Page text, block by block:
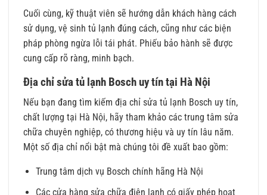
Cuối cùng, kỹ thuật viên sẽ hướng dẫn khách hàng cách
sử dụng, vệ sinh tủ lạnh đúng cách, cũng như các biện
pháp phòng ngừa lỗi tái phát. Phiếu bảo hành sẽ được
cung cấp rõ ràng, minh bạch.
Địa chỉ sửa tủ lạnh Bosch uy tín tại Hà Nội
Nếu bạn đang tìm kiếm địa chỉ sửa tủ lạnh Bosch uy tín,
chất lượng tại Hà Nội, hãy tham khảo các trung tâm sửa
chữa chuyên nghiệp, có thương hiệu và uy tín lâu năm.
Một số địa chỉ nổi bật mà chúng tôi đề xuất bao gồm:
Trung tâm dịch vụ Bosch chính hãng Hà Nội
Các cửa hàng sửa chữa điện lạnh có giấy phép hoạt